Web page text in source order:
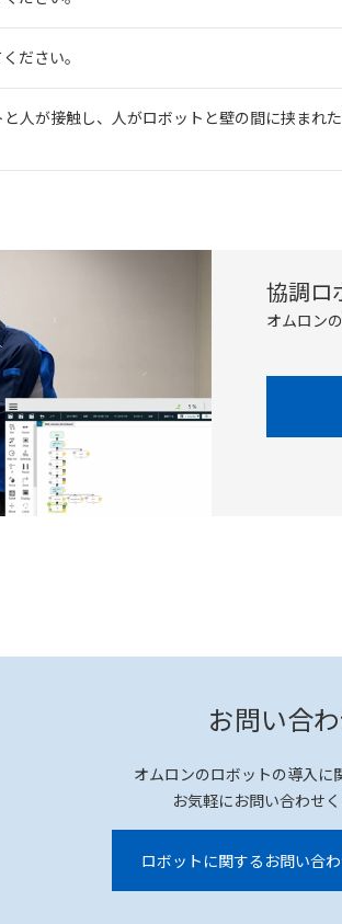
ださい。
人が接触し、人がロボットと壁の間に挟まれ
協調ロ
オムロン
お問い合
オムロンのロボットの導入に
お気軽にお問い合わせく
ロボットに関するお問い合